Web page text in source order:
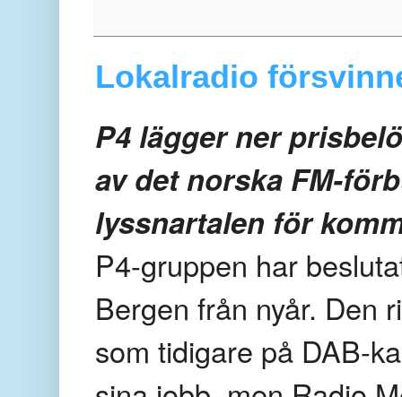
Lokalradio
P4 lägger ner
av det norska FM-
lyssnartalen för
P4-gruppen har
Bergen från nyår. Den
som tidigare på DAB-